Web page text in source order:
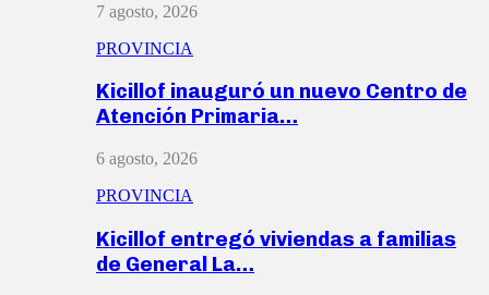
7 agosto, 2026
PROVINCIA
Kicillof inauguró un nuevo Centro de
Atención Primaria…
6 agosto, 2026
PROVINCIA
Kicillof entregó viviendas a familias
de General La…